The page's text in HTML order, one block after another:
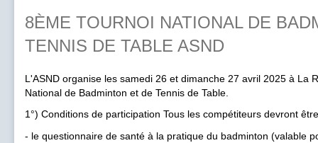
8ÈME TOURNOI NATIONAL DE
TENNIS DE TABLE ASND
L'ASND organise les samedi 26 et dimanche 27 avril 2025 à La
National de Badminton et de Tennis de Table.
1°) Conditions de participation Tous les compétiteurs devront
- le questionnaire de santé à la pratique du badminton (valable